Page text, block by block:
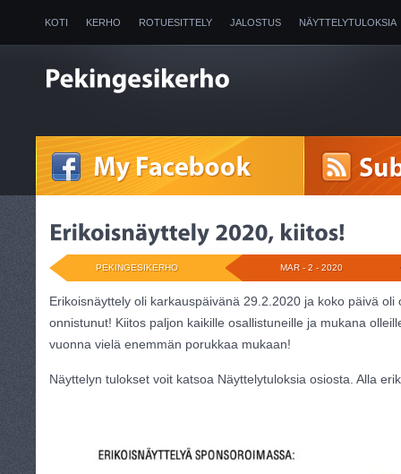
KOTI KERHO ROTUESITTELY JALOSTUS NÄYTTELYTULOKSIA
2025
MAR - 2 - 2020
PEKINGESIKERHO
Erikoisnäyttely oli karkauspäivänä 29.2.2020 ja koko päivä oli
onnistunut! Kiitos paljon kaikille osallistuneille ja mukana
vuonna vielä enemmän porukkaa mukaan!
Näyttelyn tulokset voit katsoa Näyttelytuloksia osiosta. Alla